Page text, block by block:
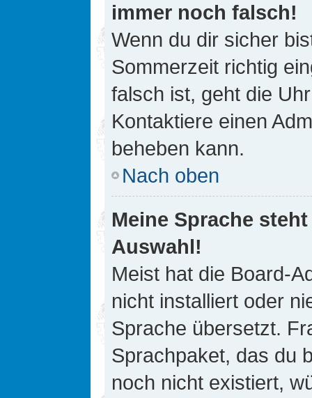
immer noch falsch!
Wenn du dir sicher
Sommerzeit richtig
falsch ist, geht die
Kontaktiere einen
beheben kann.
Nach oben
Meine Sprache
Auswahl!
Meist hat die Board-
nicht installiert oder
Sprache übersetzt.
Sprachpaket, das du
noch nicht existiert,